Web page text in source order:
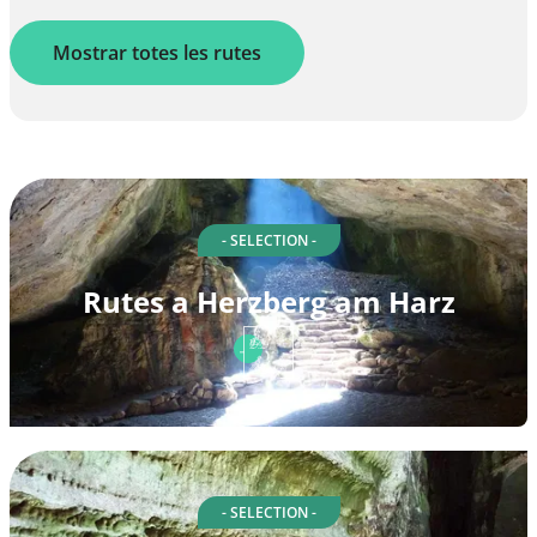
Mostrar totes les rutes
- SELECTION -
Rutes a Herzberg am Harz
- SELECTION -